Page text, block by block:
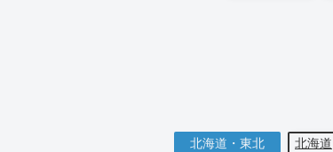
北海道・東北 北海道